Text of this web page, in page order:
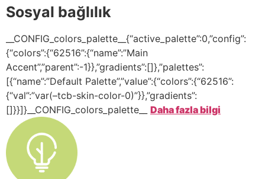
Sosyal bağlılık
__CONFIG_colors_palette__{“active_palette”:0,”config”:
{“colors”:{“62516”:{“name”:”Main
Accent”,”parent”:-1}},”gradients”:[]},”palettes”:
[{“name”:”Default Palette”,”value”:{“colors”:{“62516”:
{“val”:”var(–tcb-skin-color-0)”}},”gradients”:
[]}}]}__CONFIG_colors_palette__ Daha fazla bilgi